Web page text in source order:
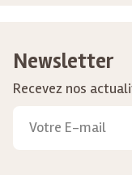
Newsletter
Recevez nos